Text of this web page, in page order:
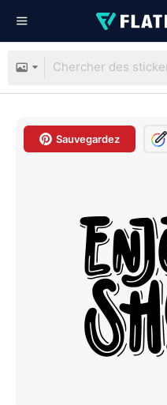
Sauvegardez